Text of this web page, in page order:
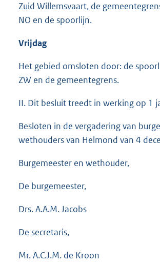
Zuid Willemsvaart, de
NO en de spoorlijn.
Vrijdag
Het gebied omsloten door: de
ZW en de gemeentegrens.
II. Dit besluit treedt in werking op 1
Besloten in de vergadering van
wethouders van Helmond van 4
Burgemeester en wethouder,
De burgemeester,
Drs. A.A.M. Jacobs
De secretaris,
Mr. A.C.J.M. de Kroon